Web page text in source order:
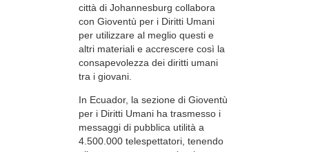
città di Johannesburg collabora
con Gioventù per i Diritti Umani
per utilizzare al meglio questi e
altri materiali e accrescere così la
consapevolezza dei diritti umani
tra i giovani.
In Ecuador, la sezione di Gioventù
per i Diritti Umani ha trasmesso i
messaggi di pubblica utilità a
4.500.000 telespettatori, tenendo